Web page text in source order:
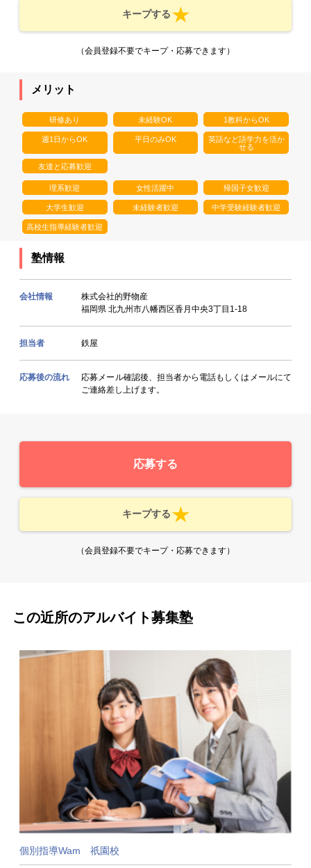
キープする
（会員登録不要でキープ・応募できます）
メリット
研修あり 未経験OK 1教科からOK
週1日からOK 平日のみOK
英語など語学力を活か
せる
友達と応募歓迎
理系歓迎 女性活躍中 帰国子女歓迎
大学生歓迎 未経験者歓迎 中学受験経験者歓迎
高校生指導経験者歓迎
塾情報
会社情報
株式会社的野物産
福岡県 北九州市八幡西区香月中央3丁目1-18
担当者 鉄屋
応募後の流れ
応募メール確認後、担当者から電話もしくはメールにて
ご連絡差し上げます。
応募する
キープする
（会員登録不要でキープ・応募できます）
この近所のアルバイト募集塾
個別指導Wam 祇園校